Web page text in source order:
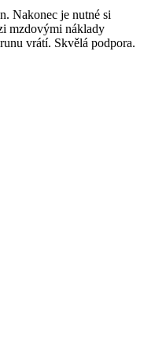
Nakonec je nutné si
mzdovými náklady
vrátí. Skvělá podpora.